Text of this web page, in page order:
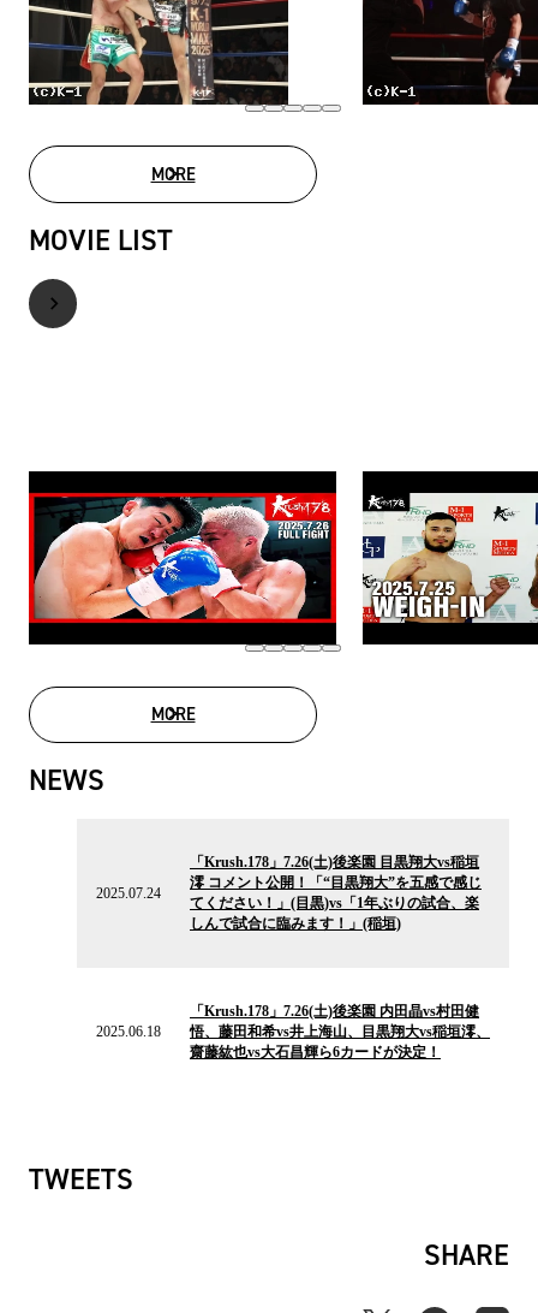
MOREPHOTO GALLERY
MOVIE LIST
MOREMOVIE LIST
NEWS
2025.07.24
「Krush.178」7.26(土)後楽園 目黒翔大vs稲垣
澪 コメント公開！「“目黒翔大”を五感で感じ
てください！」(目黒)vs「1年ぶりの試合、楽
しんで試合に臨みます！」(稲垣)
2025.06.18
「Krush.178」7.26(土)後楽園 内田晶vs村田健
悟、藤田和希vs井上海山、目黒翔大vs稲垣澪、
齋藤紘也vs大石昌輝ら6カードが決定！
TWEETS
SHARE